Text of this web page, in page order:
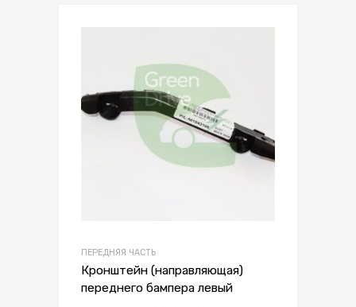
ПЕРЕДНЯЯ ЧАСТЬ
Кронштейн (направляющая)
переднего бампера левый